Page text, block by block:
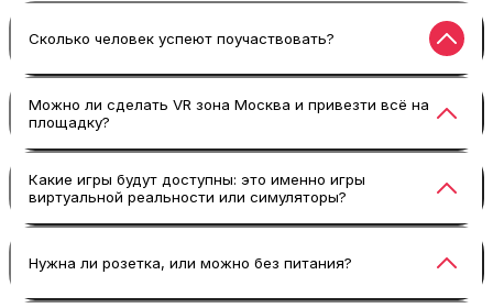
Сколько человек успеют поучаствовать?
Обычно 15–25 человек в час на одну станцию —
зависит от выбранного сценария. Если нужен
больший поток, добавляем комплекты и
масштабируем VR-зону.
Можно ли сделать VR зона Москва и привезти всё на
площадку?
Да, под запросы вроде VR зона, VR зона
Москва, аренда VR Москва организуем
доставку, монтаж и работу оператора на месте.
Какие игры будут доступны: это именно игры
виртуальной реальности или симуляторы?
Подбираем и игры виртуальной реальности, и
симуляторы — под вашу аудиторию и формат
события. Можно собрать микс: динамика для
Нужна ли розетка, или можно без питания?